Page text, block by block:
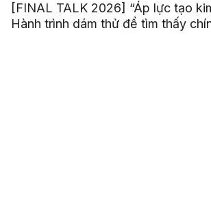
[FINAL TALK 2026] “Áp lực tạo
Hành trình dám thử để tìm thấy